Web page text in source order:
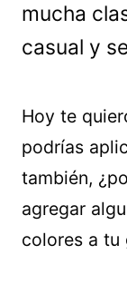
mucha
casual y
Hoy te
podrías
también,
agregar
colores a tu